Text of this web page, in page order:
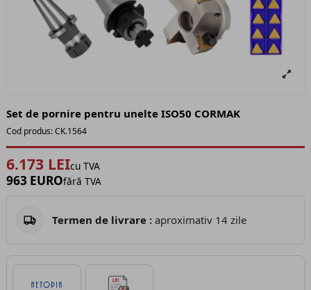
Set de pornire pentru unelte ISO50 CORMAK
Cod produs:CK.1564
6.173 LEIcu TVA
963 EUROfără TVA
Termen de livrare : aproximativ 14 zile